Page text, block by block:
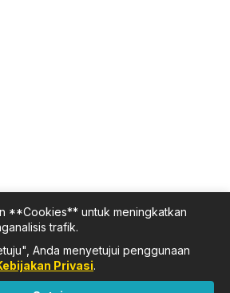
**Cookies** untuk meningkatkan
trafik.
Anda menyetujui penggunaan
Privasi.